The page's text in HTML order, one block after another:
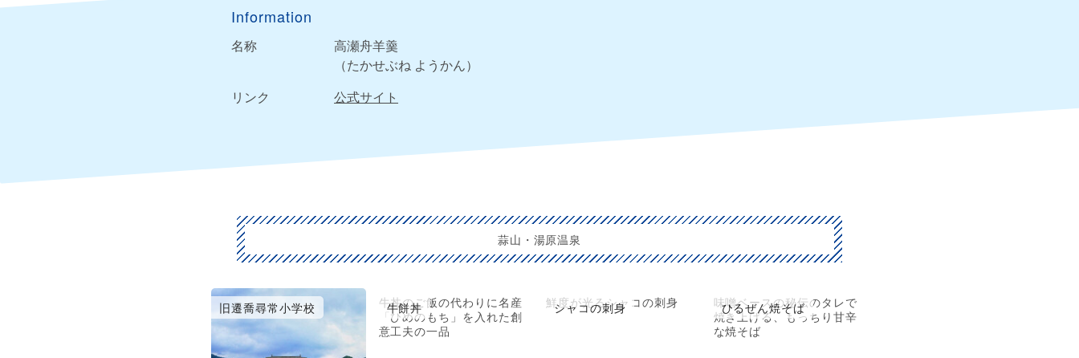
Information
名称
高瀬舟羊羹
（たかせぶね ようかん）
リンク
公式サイト
蒜山・湯原温泉
旧遷喬尋常小学校 牛餅丼
牛丼のご飯の代わりに名産
「ひめのもち」を入れた創
意工夫の一品
シャコの刺身
鮮度が光るシャコの刺身 ひるぜん焼そば
味噌ベースの秘伝のタレで
焼き上げる、もっちり甘辛
な焼そば